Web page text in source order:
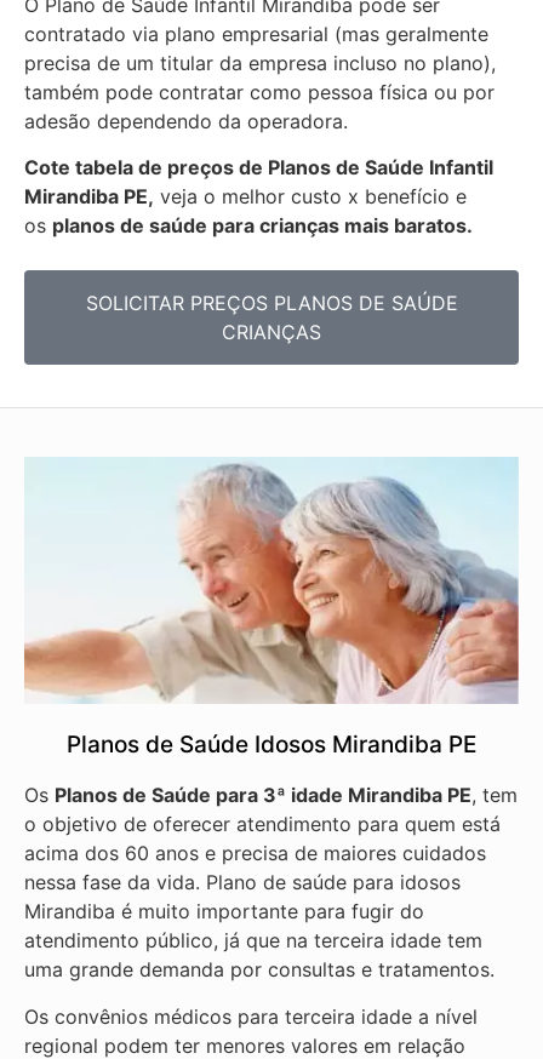
contratado via plano empresarial (mas geralmente
precisa de um titular da empresa incluso no plano),
também pode contratar como pessoa física ou por
adesão dependendo da operadora.
Cote tabela de preços de Planos de Saúde Infantil
Mirandiba PE, veja o melhor custo x benefício e
os planos de saúde para crianças mais baratos.
SOLICITAR PREÇOS PLANOS DE SAÚDE
CRIANÇAS
Planos de Saúde Idosos Mirandiba PE
Os Planos de Saúde para 3ª idade Mirandiba PE, tem
o objetivo de oferecer atendimento para quem está
acima dos 60 anos e precisa de maiores cuidados
nessa fase da vida. Plano de saúde para idosos
Mirandiba é muito importante para fugir do
atendimento público, já que na terceira idade tem
uma grande demanda por consultas e tratamentos.
Os convênios médicos para terceira idade a nível
regional podem ter menores valores em relação